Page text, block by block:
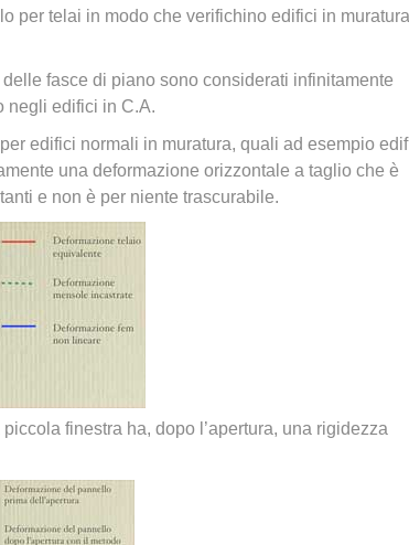
per telai in modo che verifichino edifici in
fasce di piano sono considerati infinitamente
negli edifici in C.A.
edifici normali in muratura, quali ad esempio
una deformazione orizzontale a taglio che è
e non è per niente trascurabile.
finestra ha, dopo l’apertura, una rigidezza